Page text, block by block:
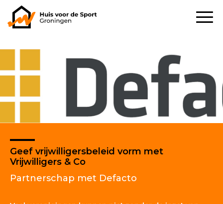
Geef vrijwilligersbeleid vorm met
Vrijwilligers & Co
Partnerschap met Defacto